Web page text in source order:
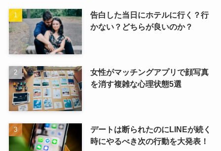
告白した当日にホテルに行く？行
かない？どちらが良いのか？
女性がマッチングアプリで顔写真
を消す複雑な心理状態5選
デートは断られたのにLINEが続く
時にやるべき次の行動を大発表！